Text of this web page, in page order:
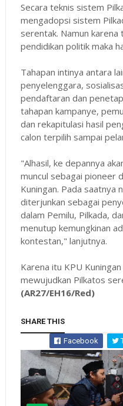
Secara teknis sistem
mengadopsi sistem
serentak. Namun
pendidikan politik maka
Tahapan intinya antara
penyelenggara,
pendaftaran dan
tahapan kampanye,
dan rekapitulasi hasil
calon terpilih sampai
"Alhasil, ke depannya
muncul sebagai pioneer
Kuningan. Pada saatnya
diterjunkan sebagai
dalam Pemilu, Pilkada,
menutup kemungkinan
kontestan," lanjutnya.
Karena itu KPU
mewujudkan Pilkatos
(AR27/EH16/Red)
SHARE THIS
Facebook